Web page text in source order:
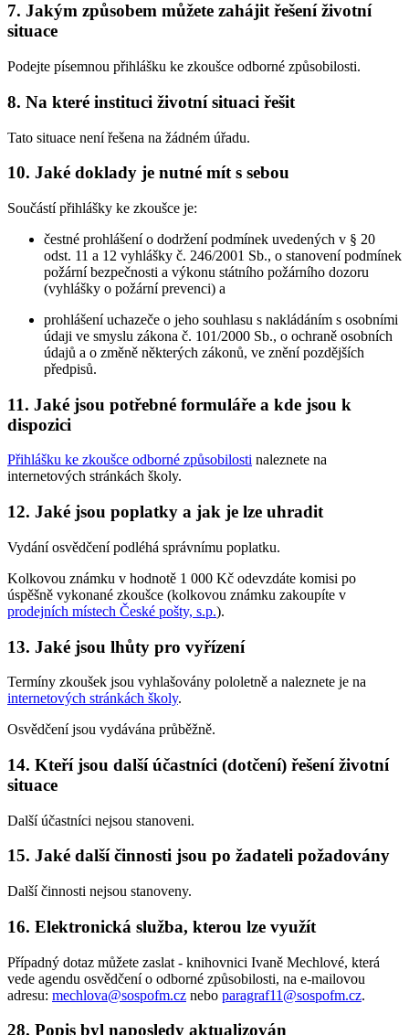
7. Jakým způsobem můžete zahájit řešení životní
situace
Podejte písemnou přihlášku ke zkoušce odborné způsobilosti.
8. Na které instituci životní situaci řešit
Tato situace není řešena na žádném úřadu.
10. Jaké doklady je nutné mít s sebou
Součástí přihlášky ke zkoušce je:
čestné prohlášení o dodržení podmínek uvedených v § 20
odst. 11 a 12 vyhlášky č. 246/2001 Sb., o stanovení podmínek
požární bezpečnosti a výkonu státního požárního dozoru
(vyhlášky o požární prevenci) a
prohlášení uchazeče o jeho souhlasu s nakládáním s osobními
údaji ve smyslu zákona č. 101/2000 Sb., o ochraně osobních
údajů a o změně některých zákonů, ve znění pozdějších
předpisů.
11. Jaké jsou potřebné formuláře a kde jsou k
dispozici
Přihlášku ke zkoušce odborné způsobilosti naleznete na
internetových stránkách školy.
12. Jaké jsou poplatky a jak je lze uhradit
Vydání osvědčení podléhá správnímu poplatku.
Kolkovou známku v hodnotě 1 000 Kč odevzdáte komisi po
úspěšně vykonané zkoušce (kolkovou známku zakoupíte v
prodejních místech České pošty, s.p.).
13. Jaké jsou lhůty pro vyřízení
Termíny zkoušek jsou vyhlašovány pololetně a naleznete je na
internetových stránkách školy.
Osvědčení jsou vydávána průběžně.
14. Kteří jsou další účastníci (dotčení) řešení životní
situace
Další účastníci nejsou stanoveni.
15. Jaké další činnosti jsou po žadateli požadovány
Další činnosti nejsou stanoveny.
16. Elektronická služba, kterou lze využít
Případný dotaz můžete zaslat - knihovnici Ivaně Mechlové, která
vede agendu osvědčení o odborné způsobilosti, na e-mailovou
adresu: mechlova@sospofm.cz nebo paragraf11@sospofm.cz.
28. Popis byl naposledy aktualizován